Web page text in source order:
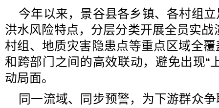
今年以来，景谷县各乡镇、各村组
洪水风险特点，分层分类开展全员实
村组、地质灾害隐患点等重点区域全
和跨部门之间的高效联动，避免出现“
动局面。
同一流域、同步预警，为下游群众